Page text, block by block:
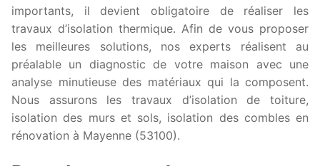
importants, il devient obligatoire de réaliser les
travaux d’isolation thermique. Afin de vous proposer
les meilleures solutions, nos experts réalisent au
préalable un diagnostic de votre maison avec une
analyse minutieuse des matériaux qui la composent.
Nous assurons les travaux d’isolation de toiture,
isolation des murs et sols, isolation des combles en
rénovation à Mayenne (53100).